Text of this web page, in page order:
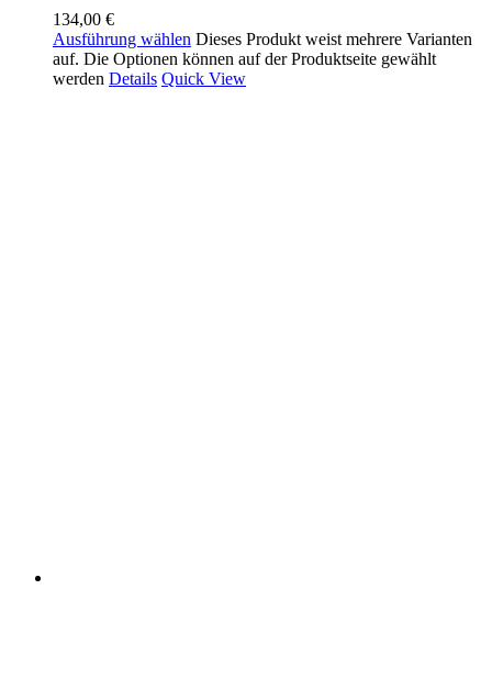
134,00 €
Ausführung wählen Dieses Produkt weist mehrere Varianten
auf. Die Optionen können auf der Produktseite gewählt
werden Details Quick View